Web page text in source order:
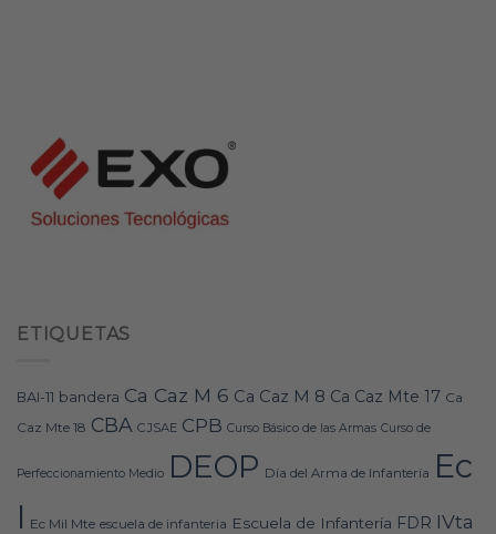
ETIQUETAS
BAI-11 bandera Ca Caz M 6 Ca Caz M 8 Ca Caz Mte 17 Ca
Caz Mte 18 CBA CJSAE CPB Curso Básico de las Armas Curso de
Perfeccionamiento Medio DEOP Día del Arma de Infantería Ec
I Ec Mil Mte escuela de infanteria Escuela de Infantería FDR IVta